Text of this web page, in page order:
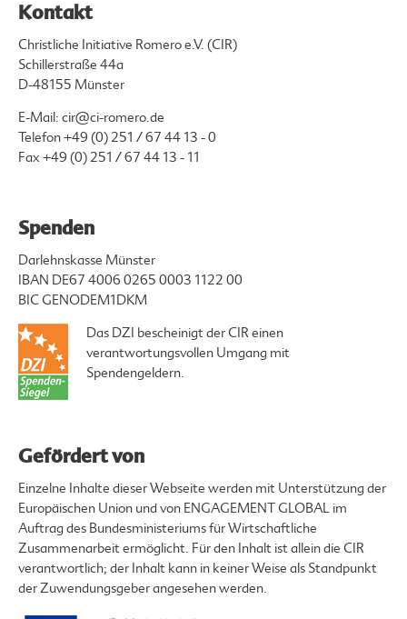
Kontakt
Christliche Initiative Romero e.V. (CIR)
Schillerstraße 44a
D-48155 Münster
E-Mail: cir@ci-romero.de
Telefon+49 (0) 251 / 67 44 13 - 0
Fax +49 (0) 251 / 67 44 13 - 11
Spenden
Darlehnskasse Münster
IBAN DE67 4006 0265 0003 1122 00
BIC GENODEM1DKM
Das DZI bescheinigt der CIR einen
verantwortungsvollen Umgang mit
Spendengeldern.
Gefördert von
Einzelne Inhalte dieser Webseite werden mit Unterstützung der
Europäischen Union und von ENGAGEMENT GLOBAL im
Auftrag des Bundesministeriums für Wirtschaftliche
Zusammenarbeit ermöglicht. Für den Inhalt ist allein die CIR
verantwortlich; der Inhalt kann in keiner Weise als Standpunkt
der Zuwendungsgeber angesehen werden.